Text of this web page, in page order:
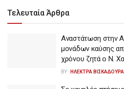
Τελευταία Άρθρα
Αναστάτωση στην
μονάδων καύσης
χρόνου ζητά ο Ν.
BY ΗΛΕΚΤΡΑ